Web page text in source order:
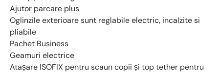
Ajutor parcare plus
Oglinzile exterioare sunt reglabile electric, incalzite si
pliabile
Pachet Business
Geamuri electrice
Atașare ISOFIX pentru scaun copii și top tether pentru